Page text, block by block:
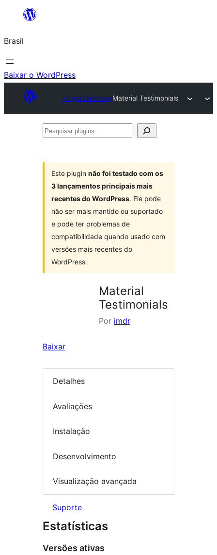
o
conteúdo
Brasil
Baixar o WordPress
Plugin DirectoryMaterial Testimonials
Pesquisar
Este plugin não foi testado com os
3 lançamentos principais mais
recentes do WordPress. Ele pode
não ser mais mantido ou suportado
e pode ter problemas de
compatibilidade quando usado com
versões mais recentes do
WordPress.
Material
Testimonials
Por imdr
Baixar
Detalhes
Avaliações
Instalação
Desenvolvimento
Visualização avançada
Suporte
Estatísticas
Versões ativas